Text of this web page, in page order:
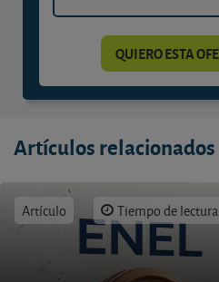
QUIERO ESTA
Artículos relacionados
Artículo Tiempo de